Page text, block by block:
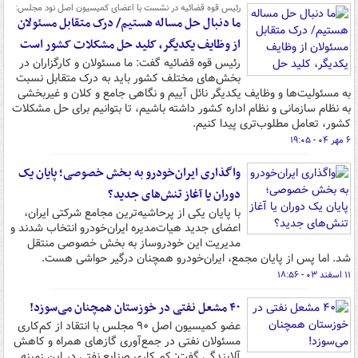
رئیس قوه قضائیه در نشست با اعضای کمیسیون اصل نود مجلس:
ما دنبال حل مساله هستیم/ درک متقابل مسئولان
از وظایف یکدیگر، کلید حل مشکلات کشور است
رئیس قوه قضائیه گفت: ما مسئولان و کارگزاران در
بخش‌های مختلف کشور باید به درک متقابل نسبت
به مسئولیت‌ها و وظایف یکدیگر نائل آییم و نگاهی جامع و کلان و غیربخشی
به نظام سازمانی و نظام اداره کشور داشته باشیم، تا بتوانیم برای حل مشکلات
کشور، تعامل مطلوب‌تری پیدا کنیم.
۶ مهر ۰۴ - ۱۹:۰۵
واگذاری ایران‌خودرو به بخش خصوصی؛ پایان یک
دوران یا آغاز تنش‌های جدید؟
با پایان یکی از پرحاشیه‌ترین مجامع شرکتی ایران،
اعضای جدید هیات‌مدیره ایران‌خودرو انتخاب شدند و
مدیریت این خودروساز به بخش خصوصی منتقل
شد. اما پس از پایان مجمع، ایران‌خودرو همچنان درگیر حواشی هست.
۱۱ اسفند ۰۳ - ۱۸:۵۶
۴۰ مشعل نفتی در خوزستان همچنان می‌سوزد!
عضو کمیسیون اصل ۹۰ مجلس با انتقاد از کم‌کاری
مسئولان نفتی در جمع‌آوری گازهای همراه و کاهش